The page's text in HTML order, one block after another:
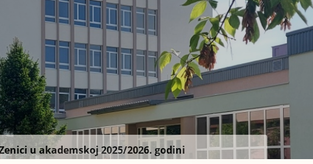
u akademskoj 2025/2026. godini